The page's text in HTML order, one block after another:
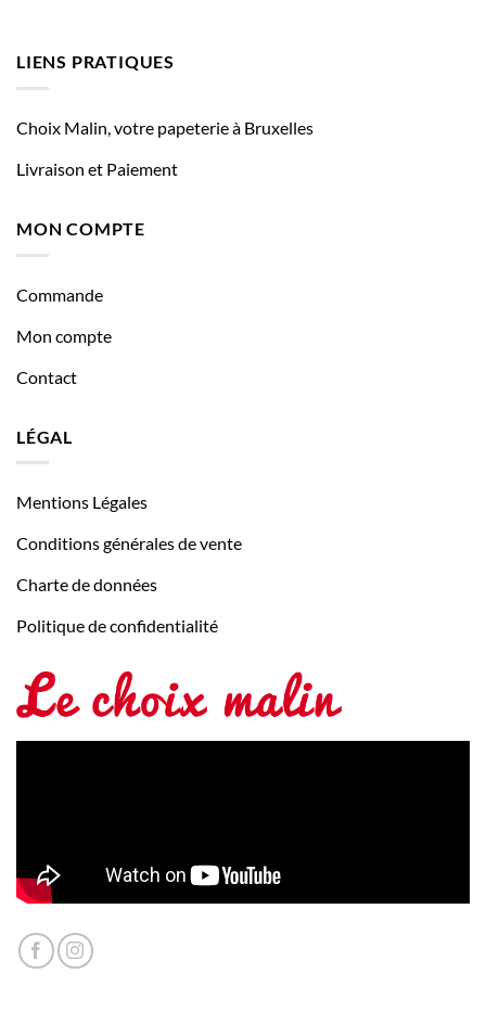
LIENS PRATIQUES
Choix Malin, votre papeterie à Bruxelles
Livraison et Paiement
MON COMPTE
Commande
Mon compte
Contact
LÉGAL
Mentions Légales
Conditions générales de vente
Charte de données
Politique de confidentialité